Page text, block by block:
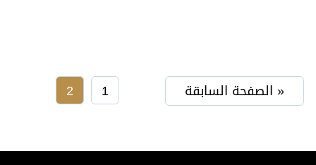
« الصفحة السابقة 1
2